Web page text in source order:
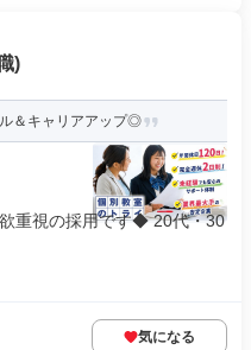
)
＆キャリアアップ◎
重視の採用です◆ 20代・30
気になる